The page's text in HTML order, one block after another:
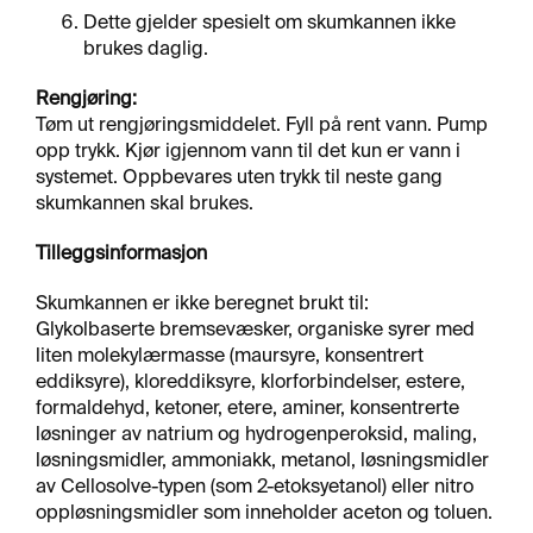
Dette gjelder spesielt om skumkannen ikke
brukes daglig.
Rengjøring:
Tøm ut rengjøringsmiddelet. Fyll på rent vann. Pump
opp trykk. Kjør igjennom vann til det kun er vann i
systemet. Oppbevares uten trykk til neste gang
skumkannen skal brukes.
Tilleggsinformasjon
Skumkannen er ikke beregnet brukt til:
Glykolbaserte bremsevæsker, organiske syrer med
liten molekylærmasse (maursyre, konsentrert
eddiksyre), kloreddiksyre, klorforbindelser, estere,
formaldehyd, ketoner, etere, aminer, konsentrerte
løsninger av natrium og hydrogenperoksid, maling,
løsningsmidler, ammoniakk, metanol, løsningsmidler
av Cellosolve-typen (som 2-etoksyetanol) eller nitro
oppløsningsmidler som inneholder aceton og toluen.